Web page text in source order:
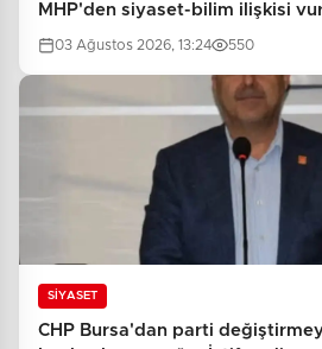
MHP'den siyaset-bilim ilişkisi
03 Ağustos 2026, 13:24 550
SİYASET
CHP Bursa'dan parti